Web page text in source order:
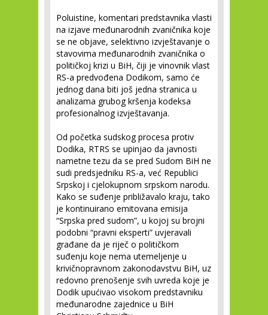
Poluistine, komentari predstavnika vlasti
na izjave međunarodnih zvaničnika koje
se ne objave, selektivno izvještavanje o
stavovima međunarodnih zvaničnika o
političkoj krizi u BiH, čiji je vinovnik vlast
RS-a predvođena Dodikom, samo će
jednog dana biti još jedna stranica u
analizama grubog kršenja kodeksa
profesionalnog izvještavanja.
Od početka sudskog procesa protiv
Dodika, RTRS se upinjao da javnosti
nametne tezu da se pred Sudom BiH ne
sudi predsjedniku RS-a, već Republici
Srpskoj i cjelokupnom srpskom narodu.
Kako se suđenje približavalo kraju, tako
je kontinuirano emitovana emisija
“Srpska pred sudom”, u kojoj su brojni
podobni “pravni eksperti” uvjeravali
građane da je riječ o političkom
suđenju koje nema utemeljenje u
krivičnopravnom zakonodavstvu BiH, uz
redovno prenošenje svih uvreda koje je
Dodik upućivao visokom predstavniku
međunarodne zajednice u BiH